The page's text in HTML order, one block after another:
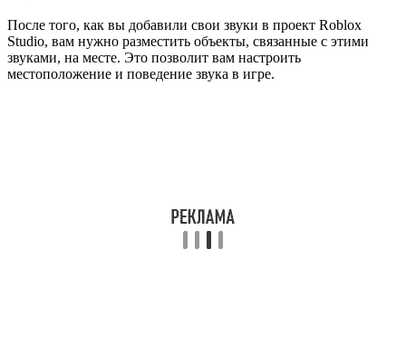
После того, как вы добавили свои звуки в проект Roblox
Studio, вам нужно разместить объекты, связанные с этими
звуками, на месте. Это позволит вам настроить
местоположение и поведение звука в игре.